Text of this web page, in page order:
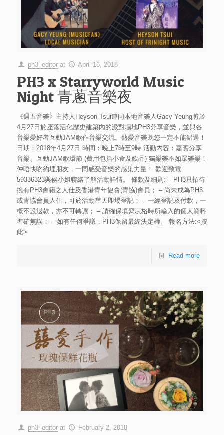
ph3_editor at April 16, 2018
PH3 x Starryworld Music
Night 青蔥音樂夜
《週五音樂》主持人Heyson Tsui連同本地音樂人Gacy Yeung將於
4月27日於座落活化歷史建築內的派對場地PH3分享音樂，並與各
音樂愛好者互動JAM歌作音樂交流。熱愛音樂既您一定不能錯過！
日期：2018年4月27日 時間：晚上7時至9時 活動內容：嘉賓分享
音樂、互動JAM歌環節 (費用包括小食及飲品) 獨樂樂不如眾樂樂！
仲唔快啲約埋朋友，一同感受音樂的感染力量！ 歡迎致電
59336323與侯小姐聯絡了解活動詳情。 條款及細則: – PH3只招待
擁有PH3會籍之人仕及香港青年協會(青協)會員； – 尚未成為PH3
或青協會員人仕，可於活動當天即場登記； – 一經登記及付款，一
概不設退款，亦不可轉讓； – 請確保填寫表格時所輸入的個人資料
準確無誤； – 如有任何爭議，PH3保留最終決定權。 報名方法:<按
此>
Read more
ph3_editor at February 2, 2018